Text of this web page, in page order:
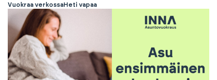
Vuokraa verkossaHeti vapaa